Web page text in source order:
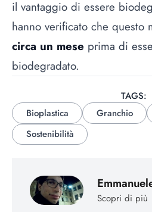
il vantaggio di essere
hanno verificato che questo
circa un mese prima di
biodegradato.
TAGS:
Bioplastica
Granchio
Sostenibilità
Scopri di più